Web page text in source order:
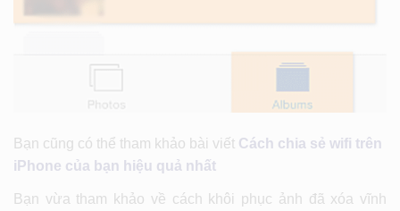
Bạn cũng có thể tham khảo bài viết Cách chia sẻ wifi trên
iPhone của bạn hiệu quả nhất
Bạn vừa tham khảo về cách khôi phục ảnh đã xóa vĩnh